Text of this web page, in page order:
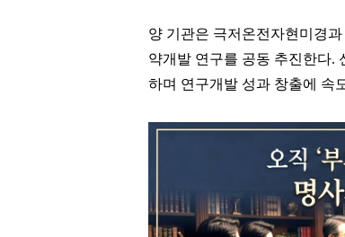
양 기관은 극저온전자현미경
약개발 연구를 공동 추진한다.
하며 연구개발 성과 창출에 속